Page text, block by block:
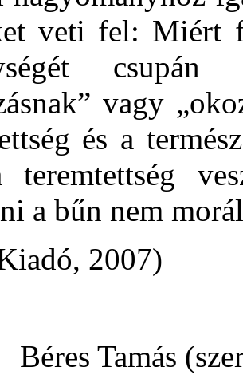
veti fel: Miért
vagy
és a
teremtettség
a bűn nem
2007)
Béres Tamás